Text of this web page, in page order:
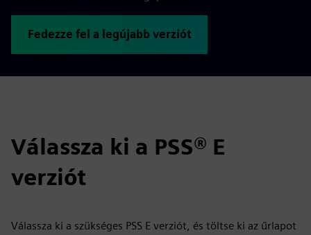
Fedezze fel a legújabb verziót
Válassza ki a PSS® E
verziót
Válassza ki a szükséges PSS E verziót, és töltse ki az űrlapot